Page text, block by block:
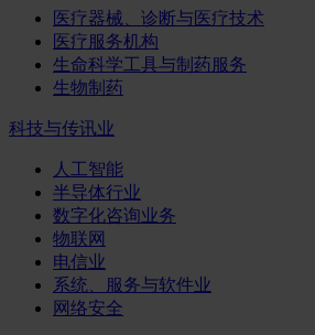
医疗器械、诊断与医疗技术
医疗服务机构
生命科学工具与制药服务
生物制药
科技与传讯业
人工智能
半导体行业
数字化咨询业务
物联网
电信业
系统、服务与软件业
网络安全